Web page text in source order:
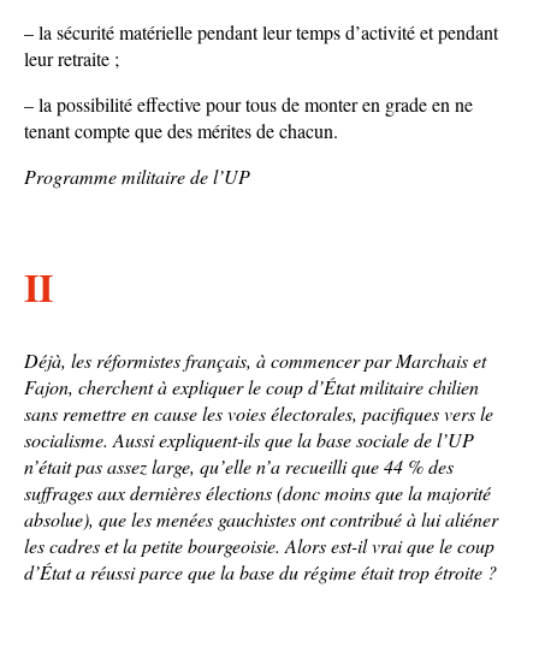
– la sécurité matérielle pendant leur temps d’activité et pendant
leur retraite ;
– la possibilité effective pour tous de monter en grade en ne
tenant compte que des mérites de chacun.
Programme militaire de l’UP
II
Déjà, les réformistes français, à commencer par Marchais et
Fajon, cherchent à expliquer le coup d’État militaire chilien
sans remettre en cause les voies électorales, pacifiques vers le
socialisme. Aussi expliquent-ils que la base sociale de l’UP
n’était pas assez large, qu’elle n’a recueilli que 44 % des
suffrages aux dernières élections (donc moins que la majorité
absolue), que les menées gauchistes ont contribué à lui aliéner
les cadres et la petite bourgeoisie. Alors est-il vrai que le coup
d’État a réussi parce que la base du régime était trop étroite ?